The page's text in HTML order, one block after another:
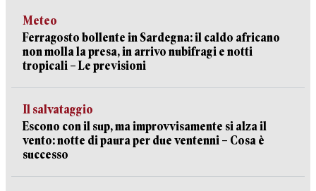
Meteo
Ferragosto bollente in Sardegna: il caldo africano
non molla la presa, in arrivo nubifragi e notti
tropicali – Le previsioni
Il salvataggio
Escono con il sup, ma improvvisamente si alza il
vento: notte di paura per due ventenni – Cosa è
successo